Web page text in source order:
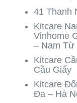
41 Thanh
Kitcare
Vinhome
– Nam Từ
Kitcare
Cầu Giấy
Kitcare
Đa – Hà